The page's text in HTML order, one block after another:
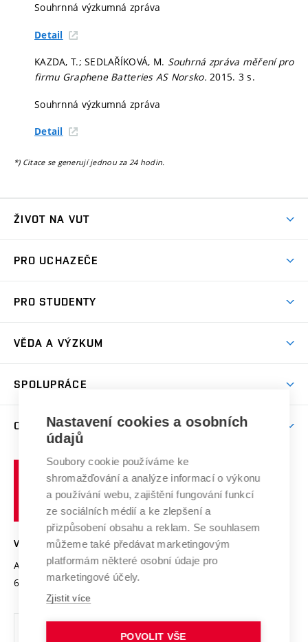
Souhrnná výzkumná zpráva
Detail
KAZDA, T.; SEDLAŘÍKOVÁ, M. Souhrná zpráva měření pro
firmu Graphene Batteries AS Norsko.2015. 3 s.
Souhrnná výzkumná zpráva
Detail
*) Citace se generují jednou za 24 hodin.
ŽIVOT NA VUT
Koleje
Sport na VUT
PRO UCHAZEČE
Dny otevřených dveří
Celoživotní vzdělávání
E-přihláška
PRO STUDENTY
Harmonogram akademického roku
Závěrečné práce
Doktorské studium
Zpracování osobních údajů studentů
Sociální bezpečí
Studium bez bariér
Podpora podnikání
VĚDA A VÝZKUM
Mezinárodní vědecká rada
Systém zajišťování kvality výzkumu
Výzkumné infrastruktury
Transfer znalostí
Open Science
Projekty
Projekty ze strukturálních fondů
Specifický výzkum
SPOLUPRÁCE
Zahraniční spolupráce
Spolupráce se školami
Služby univerzity
Mezinárodní dohody
Univerzitní sítě
O UNIVERZITĚ
Profil univerzity
Udržitelná univerzita
Podnikavá univerzita / ContriBUTe
Bezpečná univerzita
Vyznamenání
Organizační struktura
Ochrana osobních údajů
učení
technické
VYSOKÉ UČENÍ TECHNICKÉ V BRNĚ
Antonínská 548/1
602 00 Brno
www.vut.cz
vut@vutbr.cz
Nastavení cookies a osobních
údajů
Soubory cookie používáme ke
shromažďování a analýze informací o výkonu
a používání webu, zajištění fungování funkcí
ze sociálních médií a ke zlepšení a
přizpůsobení obsahu a reklam. Se souhlasem
můžeme také předávat marketingovým
platformám některé osobní údaje pro
marketingové účely.
Zjistit více
POVOLIT VŠE